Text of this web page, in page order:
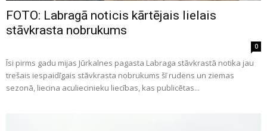
FOTO: Labragā noticis kārtējais lielais
stāvkrasta nobrukums
0
Īsi pirms gadu mijas Jūrkalnes pagasta Labraga stāvkrastā notika jau
trešais iespaidīgais stāvkrasta nobrukums šī rudens un ziemas
sezonā, liecina aculiecinieku liecības, kas publicētas...